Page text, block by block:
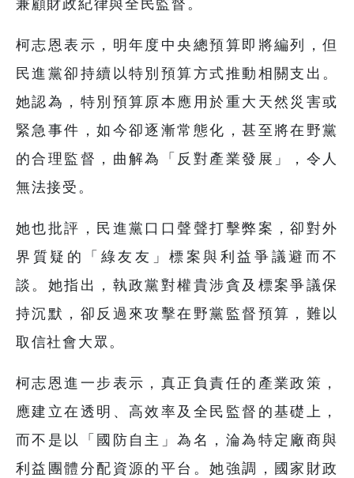
兼顧財政紀律與全民監督。
柯志恩表示，明年度中央總預算即將編列，但
民進黨卻持續以特別預算方式推動相關支出。
她認為，特別預算原本應用於重大天然災害或
緊急事件，如今卻逐漸常態化，甚至將在野黨
的合理監督，曲解為「反對產業發展」，令人
無法接受。
她也批評，民進黨口口聲聲打擊弊案，卻對外
界質疑的「綠友友」標案與利益爭議避而不
談。她指出，執政黨對權貴涉貪及標案爭議保
持沉默，卻反過來攻擊在野黨監督預算，難以
取信社會大眾。
柯志恩進一步表示，真正負責任的產業政策，
應建立在透明、高效率及全民監督的基礎上，
而不是以「國防自主」為名，淪為特定廠商與
利益團體分配資源的平台。她強調，國家財政